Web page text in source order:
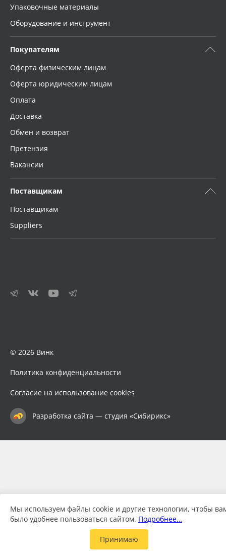
Упаковочные материалы
Оборудование и инструмент
Покупателям
Оферта физическим лицам
Оферта юридическим лицам
Оплата
Доставка
Обмен и возврат
Претензия
Вакансии
Поставщикам
Поставщикам
Suppliers
© 2026 Винк
Политика конфиденциальности
Согласие на использование cookies
Разработка сайта — студия «Сибирикс»
Мы используем файлы cookie и другие технологии, чтобы
было удобнее пользоваться сайтом. Подробнее…
Принимаю